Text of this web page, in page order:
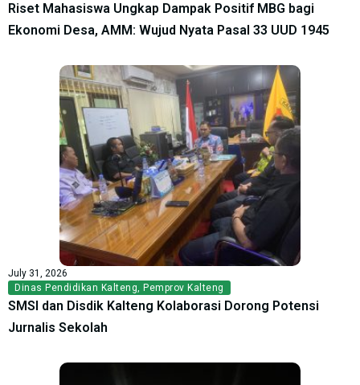
Riset Mahasiswa Ungkap Dampak Positif MBG bagi
Ekonomi Desa, AMM: Wujud Nyata Pasal 33 UUD 1945
July 31, 2026
Dinas Pendidikan Kalteng, Pemprov Kalteng
SMSI dan Disdik Kalteng Kolaborasi Dorong Potensi
Jurnalis Sekolah